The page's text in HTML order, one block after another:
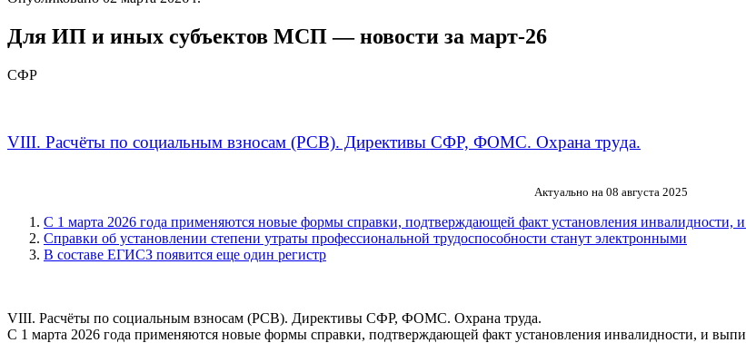
Для ИП и иных субъектов МСП — новости за март-26
СФР
VIII. Расчёты по социальным взносам (РСВ). Директивы СФР, ФОМС. Охрана труда.
Актуально на 08 августа 2025
С 1 марта 2026 года применяются новые формы справки, подтверждающей факт установления инвалидности,
Справки об установлении степени утраты профессиональной трудоспособности станут электронными
В составе ЕГИСЗ появится еще один регистр
VIII. Расчёты по социальным взносам (РСВ). Директивы СФР, ФОМС. Охрана труда.
С 1 марта 2026 года применяются новые формы справки, подтверждающей факт установления инвалидности, и